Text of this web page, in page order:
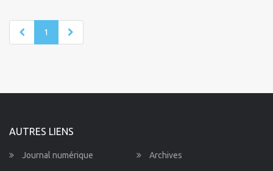
1
AUTRES LIENS
Journal numérique Archives